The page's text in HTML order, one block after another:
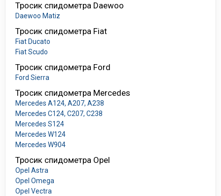
Тросик спидометра Daewoo
Daewoo Matiz
Тросик спидометра Fiat
Fiat Ducato
Fiat Scudo
Тросик спидометра Ford
Ford Sierra
Тросик спидометра Mercedes
Mercedes A124, A207, A238
Mercedes C124, C207, C238
Mercedes S124
Mercedes W124
Mercedes W904
Тросик спидометра Opel
Opel Astra
Opel Omega
Opel Vectra